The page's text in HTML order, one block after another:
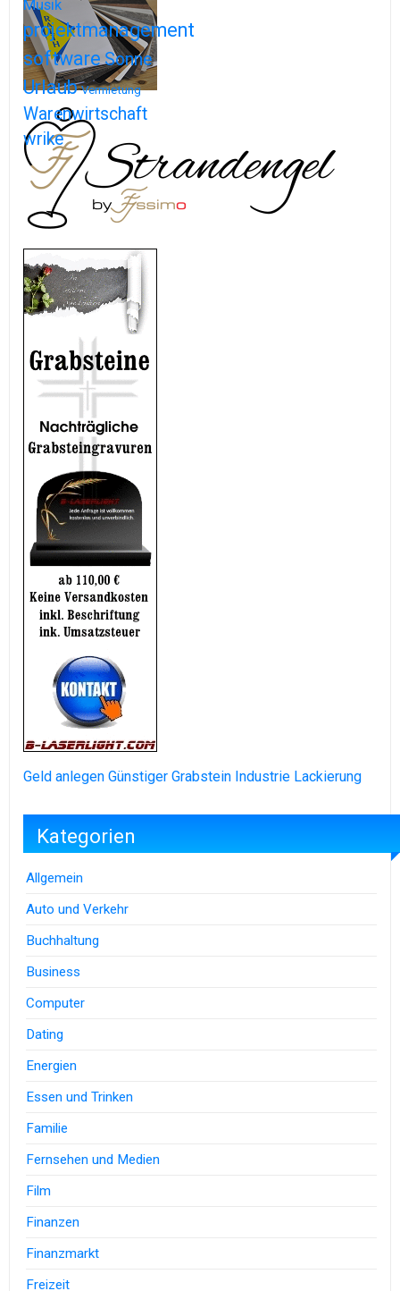
Musik
projektmanagement
softwareSonne
Urlaub Vermietung
Warenwirtschaft
wrike
Geld anlegen Günstiger Grabstein Industrie Lackierung
Kategorien
Allgemein
Auto und Verkehr
Buchhaltung
Business
Computer
Dating
Energien
Essen und Trinken
Familie
Fernsehen und Medien
Film
Finanzen
Finanzmarkt
Freizeit